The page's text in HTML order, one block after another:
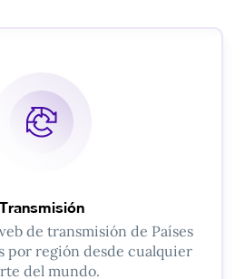
Transmisión
de transmisión de Países
por región desde cualquier
del mundo.